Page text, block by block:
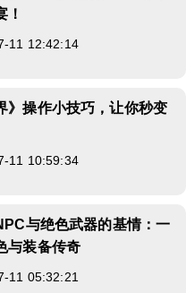
！
11 12:42:14
》操作小技巧，让你秒变
11 10:59:34
与绝色武器的基情：一
与装备传奇
11 05:32:21